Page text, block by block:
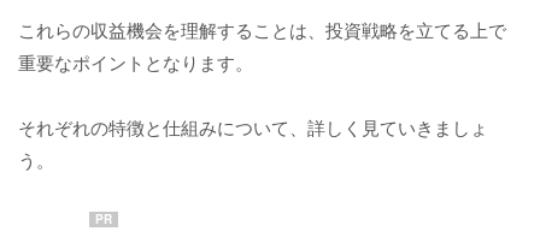
これらの収益機会を理解することは、投資戦略を立てる上で
重要なポイントとなります。
それぞれの特徴と仕組みについて、詳しく見ていきましょ
う。
PR